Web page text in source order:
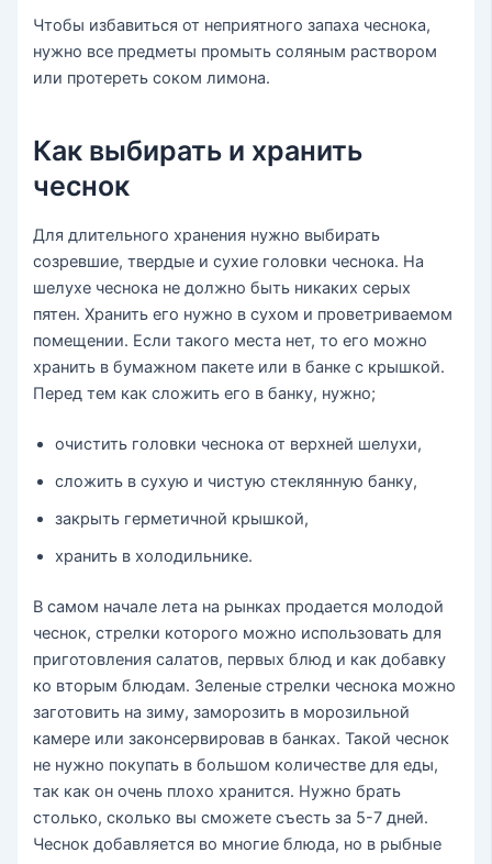
Чтобы избавиться от неприятного запаха чеснока,
нужно все предметы промыть соляным раствором
или протереть соком лимона.
Как выбирать и хранить
чеснок
Для длительного хранения нужно выбирать
созревшие, твердые и сухие головки чеснока. На
шелухе чеснока не должно быть никаких серых
пятен. Хранить его нужно в сухом и проветриваемом
помещении. Если такого места нет, то его можно
хранить в бумажном пакете или в банке с крышкой.
Перед тем как сложить его в банку, нужно;
очистить головки чеснока от верхней шелухи,
сложить в сухую и чистую стеклянную банку,
закрыть герметичной крышкой,
хранить в холодильнике.
В самом начале лета на рынках продается молодой
чеснок, стрелки которого можно использовать для
приготовления салатов, первых блюд и как добавку
ко вторым блюдам. Зеленые стрелки чеснока можно
заготовить на зиму, заморозить в морозильной
камере или законсервировав в банках. Такой чеснок
не нужно покупать в большом количестве для еды,
так как он очень плохо хранится. Нужно брать
столько, сколько вы сможете съесть за 5-7 дней.
Чеснок добавляется во многие блюда, но в рыбные